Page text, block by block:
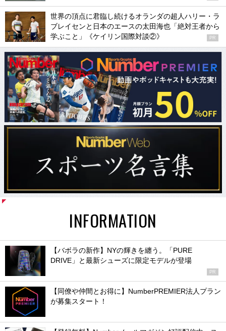
世界の頂点に君臨し続けるオランダの超人ハリー・ラ
ブレイセンと日本のエースの太田海也「絶対王者から
学ぶこと」《ケイリン国際対談②》
PR
INFORMATION
【バボラの新作】NYの輝きを纏う。「PURE
DRIVE」と最新シューズに限定モデルが登場
PR
【同僚や仲間とお得に】NumberPREMIER法人プラン
が募集スタート！